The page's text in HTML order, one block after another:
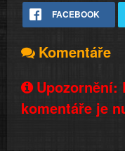
FACEBOOK
Komentáře
Upozornění:
komentáře je